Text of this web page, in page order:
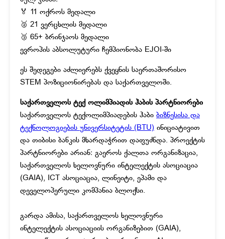
🏅 11 ოქროს მედალი
🥈 21 ვერცხლის მედალი
🥉 65+ ბრინჯაოს მედალი
ევროპის აბსოლუტური ჩემპიონობა EJOI-ში
ეს შედეგები აძლიერებს ქვეყნის საერთაშორისო
STEM პოზიციონირებას და საქართველოში.
საქართველოს ტექ ოლიმპიადის ჰაბის პარტნიორები
საქართველოს ტექოლიმპიადების ჰაბი ბიზნესისა და
ტექნოლოგიების უნივერსიტეტის (BTU) ინიციატივით
და თიბისი ბანკის მხარდაჭრით დაფუძნდა. პროექტის
პარტნიორები არიან: გაეროს ქალთა ორგანიზაცია,
საქართველოს ხელოვნური ინტელექტის ასოციაცია
(GAIA), ICT ასოციაცია, ლინეიტი, ეპამი და
დეველოპერული კომპანია ბლოქსი.
გარდა ამისა, საქართველოს ხელოვნური
ინტელექტის ასოციაციის ორგანიზებით (GAIA),